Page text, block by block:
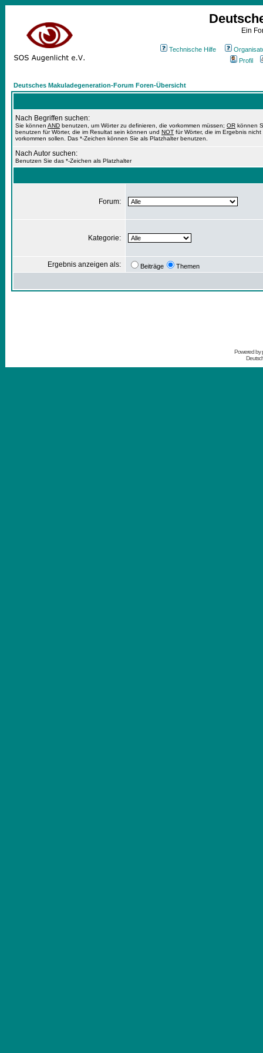
Ein
Technische Hilfe
Profil
Deutsches Makuladegeneration-Forum Foren-Übersicht
Nach Begriffen suchen:
Sie können AND benutzen, um Wörter zu definieren, die vorkommen müssen; OR können
benutzen für Wörter, die im Resultat sein können und NOT für Wörter, die im Ergebnis nicht
vorkommen sollen. Das *-Zeichen können Sie als Platzhalter benutzen.
Nach Autor suchen:
Benutzen Sie das *-Zeichen als Platzhalter
Forum:
Kategorie:
Ergebnis anzeigen als: Beiträge Themen
Powered by